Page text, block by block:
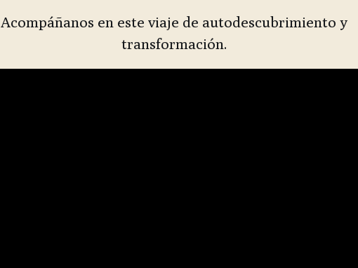
Acompáñanos en este viaje de autodescubrimiento y
transformación.